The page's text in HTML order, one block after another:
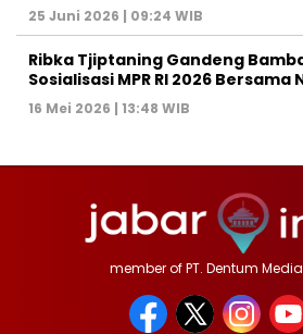
25 Juni 2026 | 09:24 WIB
Ribka Tjiptaning Gandeng
Sosialisasi MPR RI 2026
16 Mei 2026 | 13:48 WIB
member of PT. Dentum